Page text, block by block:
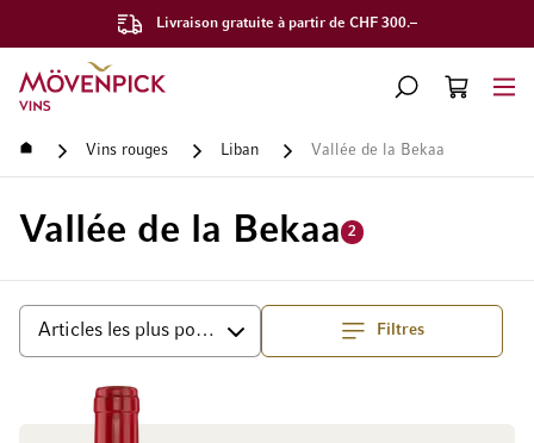
Livraison gratuite à partir de CHF 300.–
Aller à la page d'accueil
CHERCHERPANIER
Accueil Vins rouges Liban Vallée de la Bekaa
Vallée de la Bekaa 2
Filtres
Trier parhaut